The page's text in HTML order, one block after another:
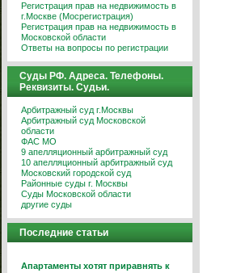
Регистрация прав на недвижимость в
г.Москве (Мосрегистрация)
Регистрация прав на недвижимость в
Московской области
Ответы на вопросы по регистрации
Суды РФ. Адреса. Телефоны.
Реквизиты. Судьи.
Арбитражный суд г.Москвы
Арбитражный суд Московской
области
ФАС МО
9 апелляционный арбитражный суд
10 апелляционный арбитражный суд
Московский городской суд
Районные суды г. Москвы
Суды Московской области
другие суды
Последние статьи
Апартаменты хотят приравнять к